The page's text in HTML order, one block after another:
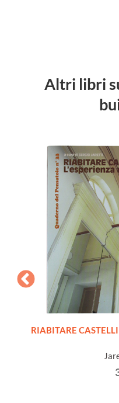
Altri libri
RIABITARE